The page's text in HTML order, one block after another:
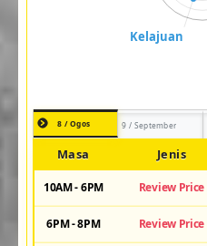
8 / Ogos 9 / September
Masa Jenis
10AM - 6PM Review Price
6PM - 8PM Review Price